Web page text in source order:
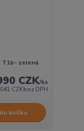
T1b- zelená
CZK/ks
CZKbez DPH
košíku